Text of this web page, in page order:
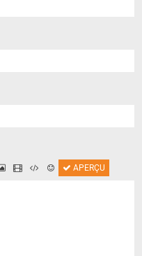
APERÇU